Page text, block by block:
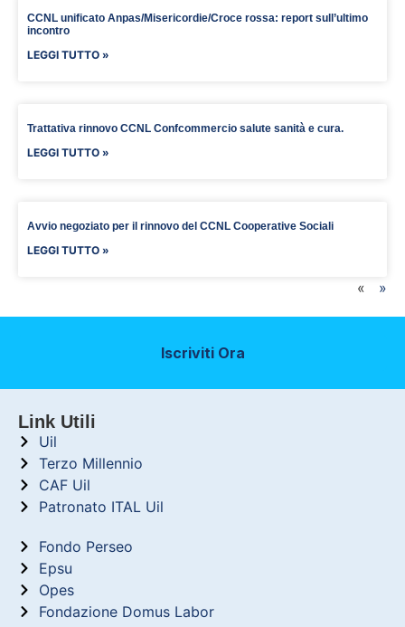
CCNL unificato Anpas/Misericordie/Croce rossa: report sull’ultimo
incontro
LEGGI TUTTO »
Trattativa rinnovo CCNL Confcommercio salute sanità e cura.
LEGGI TUTTO »
Avvio negoziato per il rinnovo del CCNL Cooperative Sociali
LEGGI TUTTO »
« »
Iscriviti Ora
Link Utili
Uil
Terzo Millennio
CAF Uil
Patronato ITAL Uil
Fondo Perseo
Epsu
Opes
Fondazione Domus Labor